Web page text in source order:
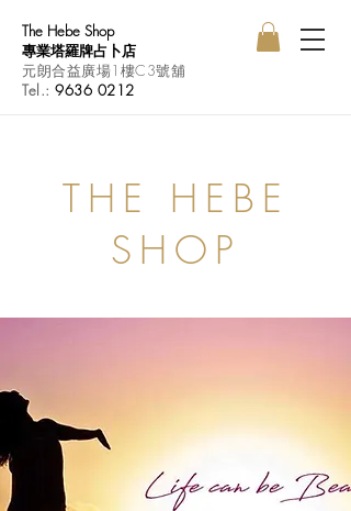
The Hebe Shop
專業塔羅牌占卜店
元朗合益廣場1樓C3號舖
Tel.:9636 0212
THE HEBE
SHOP